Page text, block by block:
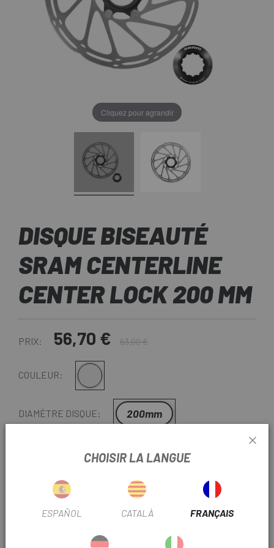
Cliquez pour agrandir
DISQUE BISEAUTÉ
SRAM CENTERLINE
CENTER LOCK 200 MM
PRIX: 56,70 € 63,00 €
COULEUR: Argent
DIAMÈTRE DISQUE: 200mm
AJOUTER AU PANIER
Sauf dernières unités ou produits en liquidation.
CHOISIR LA LANGUE
ESPAÑOL CATALÀ FRANÇAIS